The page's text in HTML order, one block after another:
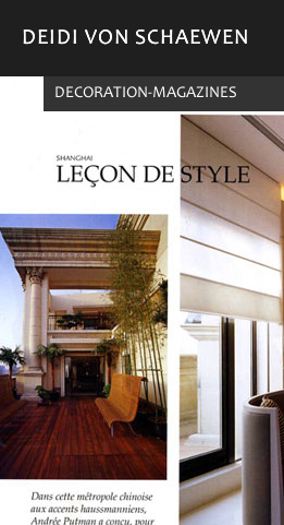
DEIDI VON SCHAEWEN
DEIDI VON SCHAEWEN
DECORATION-MAGAZINES